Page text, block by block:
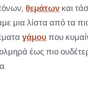
θεμάτων και
μια λίστα από τα
γάμου που
έως πιο